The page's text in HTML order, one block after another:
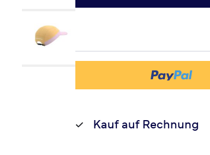
Kauf auf Rechnung